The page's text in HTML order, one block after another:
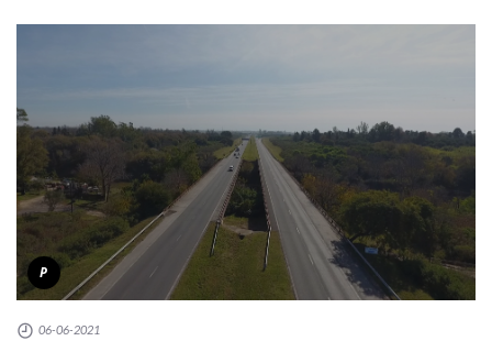
P
06-06-2021